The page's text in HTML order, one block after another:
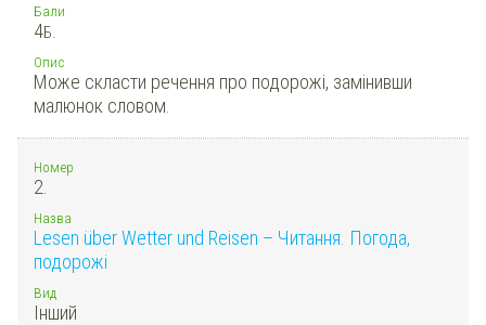
Бали
4Б.
Опис
Може скласти речення про подорожі, замінивши
малюнок словом.
Номер
2.
Назва
Lesen über Wetter und Reisen – Читання. Погода,
подорожі
Вид
Інший